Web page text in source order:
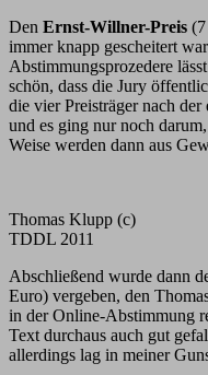
Den Ernst-Willner-Preis
immer knapp gescheitert
Abstimmungsprozedere
schön, dass die Jury
die vier Preisträger nach
und es ging nur noch
Weise werden dann aus
Thomas Klupp (c)
TDDL 2011
Abschließend wurde dann
Euro) vergeben, den
in der Online-Abstimmung
Text durchaus auch gut
allerdings lag in meiner